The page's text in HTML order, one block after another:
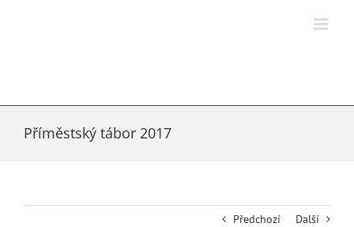
Příměstský tábor 2017
Předchozí Další